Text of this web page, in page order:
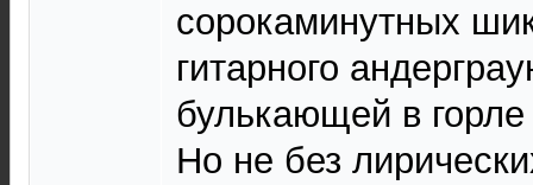
сорокаминутных
гитарного
булькающей в
Но не без